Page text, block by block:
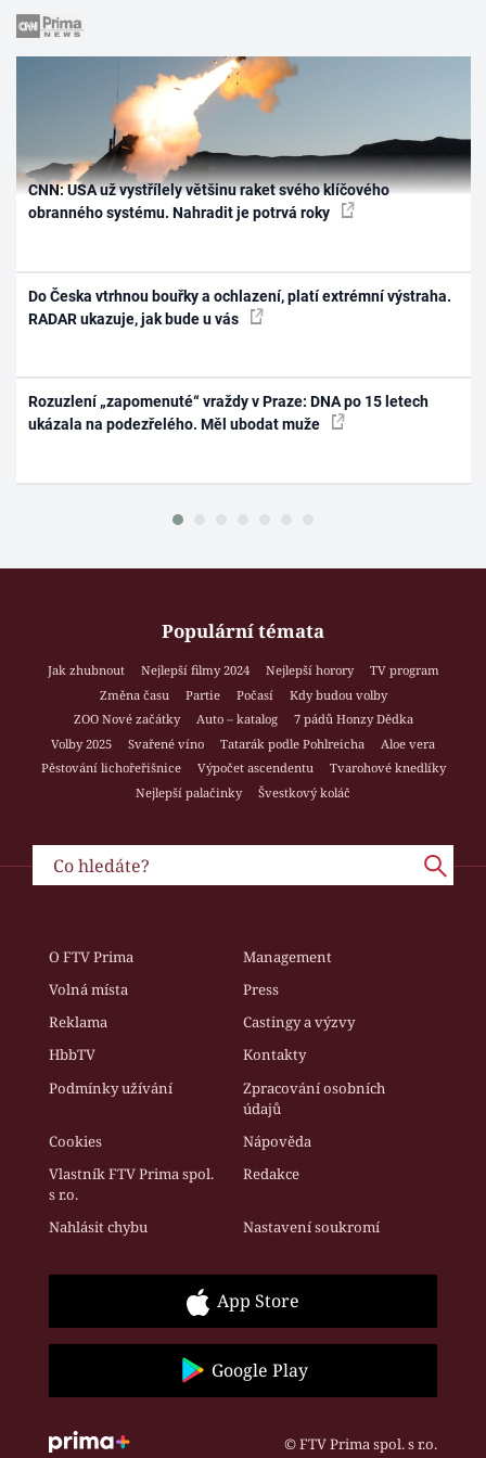
CNN: USA už vystřílely většinu raket svého klíčového
obranného systému. Nahradit je potrvá roky
Do Česka vtrhnou bouřky a ochlazení, platí extrémní výstraha.
RADAR ukazuje, jak bude u vás
Rozuzlení „zapomenuté“ vraždy v Praze: DNA po 15 letech
ukázala na podezřelého. Měl ubodat muže
Populární témata
Jak zhubnout Nejlepší filmy 2024 Nejlepší horory
TV program
Změna času
Partie Počasí
Kdy budou volby
ZOO Nové začátky
Auto – katalog
7 pádů Honzy Dědka
Volby 2025
Svařené víno Tatarák podle Pohlreicha
Aloe vera
Pěstování lichořeřišnice
Výpočet ascendentu
Tvarohové knedlíky
Nejlepší palačinky
Švestkový koláč
O FTV Prima
Management
Volná místa
Press
Reklama
Castingy a výzvy
HbbTV
Kontakty
Podmínky užívání
Zpracování osobních
údajů
Cookies
Nápověda
Vlastník FTV Prima spol.
s r.o.
Redakce
Nahlásit chybu Nastavení soukromí
App Store
Google Play
© FTV Prima spol. s r.o.